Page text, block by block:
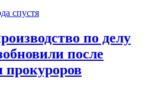
спустя
по делу
после
прокуроров